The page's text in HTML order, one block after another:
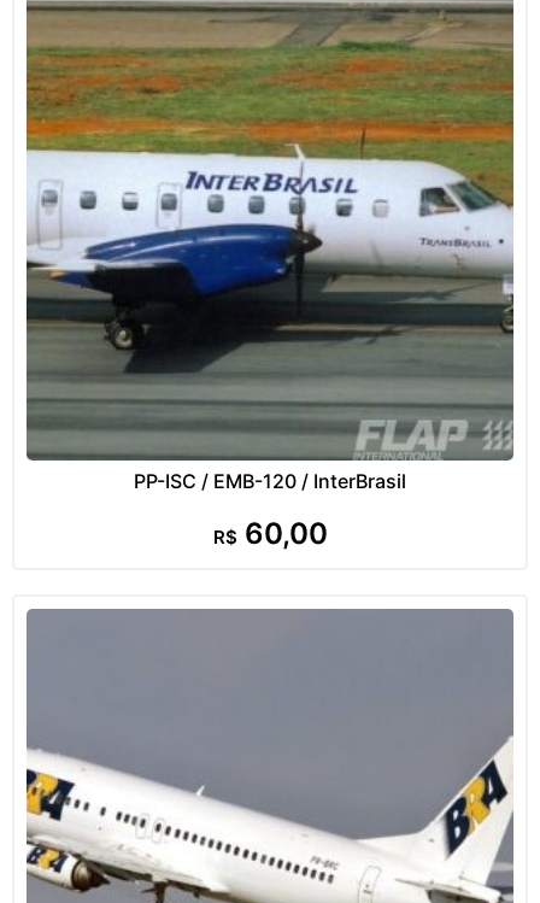
PP-ISC / EMB-120 / InterBrasil
R$ 60,00